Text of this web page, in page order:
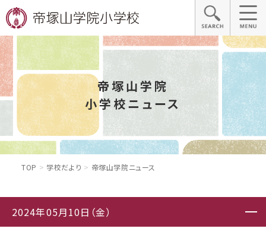
帝塚山学院
小学校ニュース
TOP 学校だより 帝塚山学院ニュース
2024年05月10日（金）